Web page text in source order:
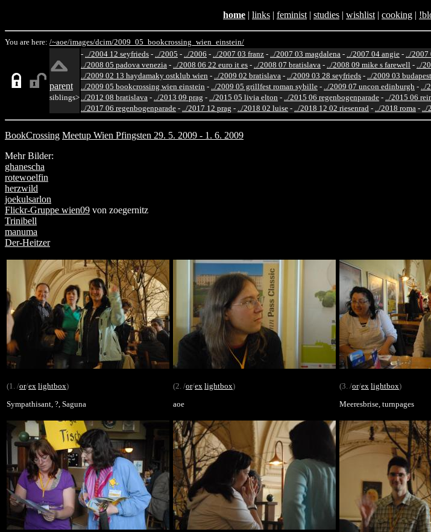
home | links | feminist | studies | wishlist | cooking |
You are here: /~aoe/images/dcim/2009_05_bookcrossing_wien_einstein/
parent
siblings>
- ../2004 12 seyfrieds - ../2005 - ../2006 - ../2007 03 franz - ../2007 03 magdalena - ../2007 04 angie - ../2007
../2008 05 padova venezia - ../2008 06 22 euro it es - ../2008 07 bratislava - ../2008 09 mike s farewell - ../
../2009 02 13 haydamaky ostklub wien - ../2009 02 bratislava - ../2009 03 28 seyfrieds - ../2009 03
../2009 05 bookcrossing wien einstein - ../2009 05 grillfest roman sybille - ../2009 07 uncon edinburgh - ../
../2012 08 bratislava - ../2013 09 prag - ../2015 05 livia elton - ../2015 06 regenbogenparade - ../2015 06
../2017 06 regenbogenparade - ../2017 12 prag - ../2018 02 luise - ../2018 12 02 riesenrad - ../2018 roma - ../
BookCrossing Meetup Wien Pfingsten 29. 5. 2009 - 1. 6. 2009
Mehr Bilder:
ghanescha
rotewoelfin
herzwild
joekulsarlon
Flickr-Gruppe wien09 von zoegernitz
Trinibell
manuma
Der-Heitzer
(1. /or/ex lightbox)
Sympathisant, ?, Saguna
(2. /or/ex lightbox)
aoe
(3. /or/ex lightbox)
Meeresbrise, turnpages